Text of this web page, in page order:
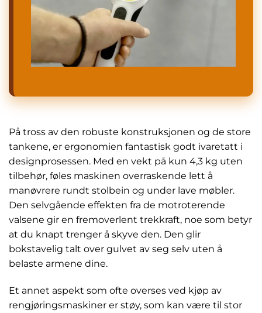
På tross av den robuste konstruksjonen og de store
tankene, er ergonomien fantastisk godt ivaretatt i
designprosessen. Med en vekt på kun 4,3 kg uten
tilbehør, føles maskinen overraskende lett å
manøvrere rundt stolbein og under lave møbler.
Den selvgående effekten fra de motroterende
valsene gir en fremoverlent trekkraft, noe som betyr
at du knapt trenger å skyve den. Den glir
bokstavelig talt over gulvet av seg selv uten å
belaste armene dine.
Et annet aspekt som ofte overses ved kjøp av
rengjøringsmaskiner er støy, som kan være til stor